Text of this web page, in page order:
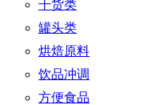
干货类
罐头类
烘焙原料
饮品冲调
方便食品